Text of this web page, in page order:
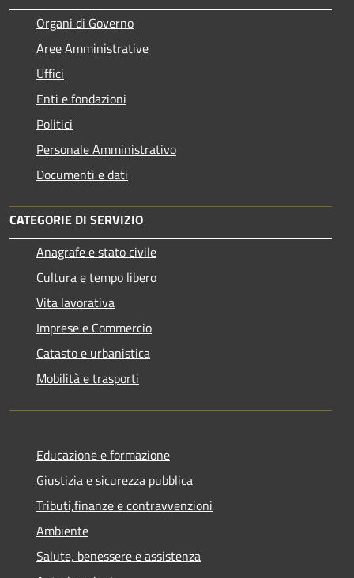
Organi di Governo
Aree Amministrative
Uffici
Enti e fondazioni
Politici
Personale Amministrativo
Documenti e dati
CATEGORIE DI SERVIZIO
Anagrafe e stato civile
Cultura e tempo libero
Vita lavorativa
Imprese e Commercio
Catasto e urbanistica
Mobilità e trasporti
Educazione e formazione
Giustizia e sicurezza pubblica
Tributi,finanze e contravvenzioni
Ambiente
Salute, benessere e assistenza